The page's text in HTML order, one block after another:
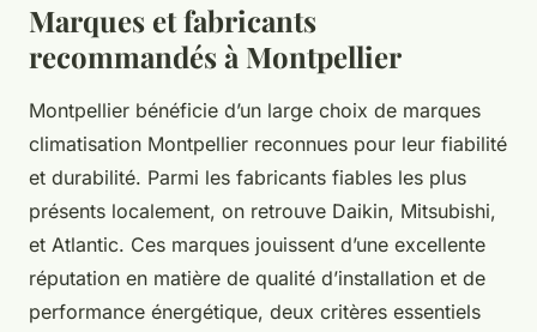
Marques et fabricants
recommandés à Montpellier
Montpellier bénéficie d’un large choix de marques
climatisation Montpellier reconnues pour leur fiabilité
et durabilité. Parmi les fabricants fiables les plus
présents localement, on retrouve Daikin, Mitsubishi,
et Atlantic. Ces marques jouissent d’une excellente
réputation en matière de qualité d’installation et de
performance énergétique, deux critères essentiels